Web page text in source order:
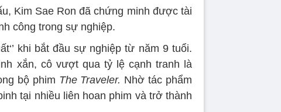
Kim Sae Ron đã chứng minh được tài
công trong sự nghiệp.
khi bắt đầu sự nghiệp từ năm 9 tuổi.
xắn, cô vượt qua tỷ lệ cạnh tranh là
bộ phim The Traveler. Nhờ tác phẩm
tại nhiều liên hoan phim và trở thành